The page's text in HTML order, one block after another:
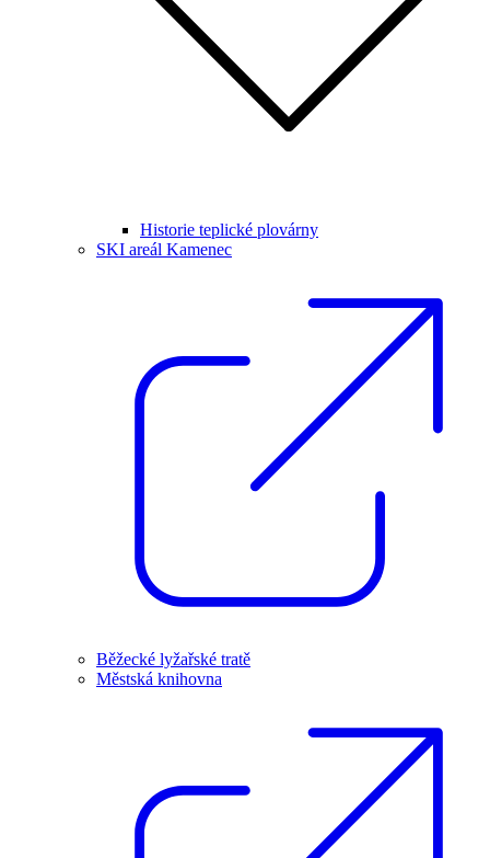
Historie teplické plovárny
SKI areál Kamenec
Běžecké lyžařské tratě
Městská knihovna